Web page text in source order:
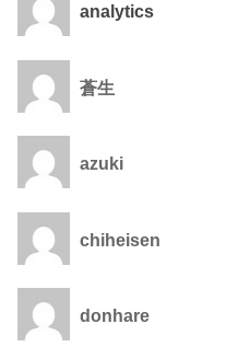
analytics
蒼生
azuki
chiheisen
donhare